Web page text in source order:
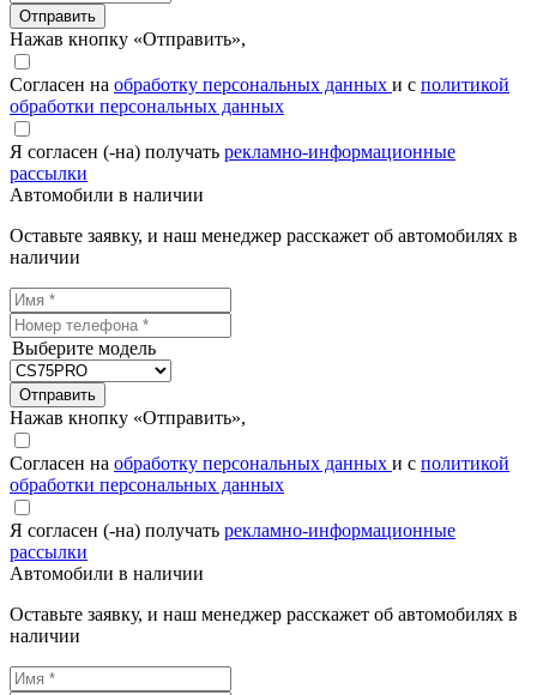
Отправить
Нажав кнопку «Отправить»,
Согласен на обработку персональных данных и с политикой
обработки персональных данных
Я согласен (-на) получать рекламно-информационные
рассылки
Автомобили в наличии
Оставьте заявку, и наш менеджер расскажет об автомобилях в
наличии
Выберите модель
Отправить
Нажав кнопку «Отправить»,
Согласен на обработку персональных данных и с политикой
обработки персональных данных
Я согласен (-на) получать рекламно-информационные
рассылки
Автомобили в наличии
Оставьте заявку, и наш менеджер расскажет об автомобилях в
наличии